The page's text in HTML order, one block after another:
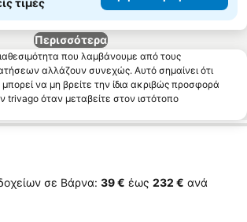
τιμές
Περισσότερα
που λαμβάνουμε από τους
αλλάζουν συνεχώς. Αυτό σημαίνει ότι
να μη βρείτε την ίδια ακριβώς προσφορά
trivago όταν μεταβείτε στον ιστότοπο
σε Βάρνα: ‎39 € έως ‎232 € ανά